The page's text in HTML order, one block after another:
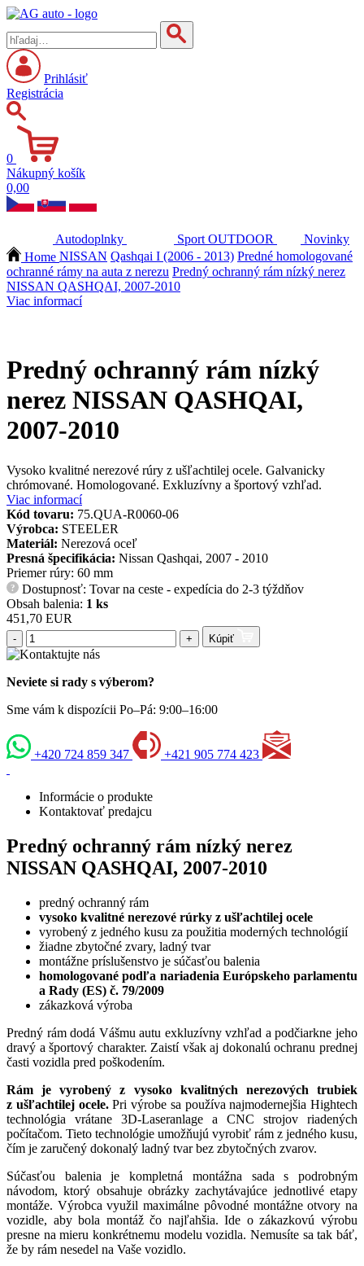
Prihlásiť
Registrácia
0
Nákupný košík
0,00
Autodoplnky Sport OUTDOOR
Novinky
Home NISSAN Qashqai I (2006 - 2013) Predné homologované
ochranné rámy na auta z nerezu Predný ochranný rám nízký nerez
NISSAN QASHQAI, 2007-2010
Viac informací
Predný ochranný rám nízký
nerez NISSAN QASHQAI,
2007-2010
Vysoko kvalitné nerezové rúry z ušľachtilej ocele. Galvanicky
chrómované. Homologované. Exkluzívny a športový vzhľad.
Viac informací
Kód tovaru: 75.QUA-R0060-06
Výrobca: STEELER
Materiál: Nerezová oceľ
Presná špecifikácia: Nissan Qashqai, 2007 - 2010
Priemer rúry: 60 mm
?
Dostupnosť: Tovar na ceste - expedícia do 2-3 týždňov
Obsah balenia: 1 ks
451,70 EUR
- + Kúpiť
Neviete si rady s výberom?
Sme vám k dispozícii Po–Pá: 9:00–16:00
+420 724 859 347 +421 905 774 423
Informácie o produkte
Kontaktovať predajcu
Predný ochranný rám nízký nerez
NISSAN QASHQAI, 2007-2010
predný ochranný rám
vysoko kvalitné nerezové rúrky z ušľachtilej ocele
vyrobený z jedného kusu za použitia moderných technológií
žiadne zbytočné zvary, ladný tvar
montážne príslušenstvo je súčasťou balenia
homologované podľa nariadenia Európskeho parlamentu
a Rady (ES) č. 79/2009
zákazková výroba
Predný rám dodá Vášmu autu exkluzívny vzhľad a podčiarkne jeho
dravý a športový charakter. Zaistí však aj dokonalú ochranu prednej
časti vozidla pred poškodením.
Rám je vyrobený z vysoko kvalitných nerezových trubiek
z ušľachtilej ocele.Pri výrobe sa používa najmodernejšia Hightech
technológia vrátane 3D-Laseranlage a CNC strojov riadených
počítačom. Tieto technológie umožňujú vyrobiť rám z jedného kusu,
čím je zaručený dokonalý ladný tvar bez zbytočných zvarov.
Súčasťou balenia je kompletná montážna sada s podrobným
návodom, ktorý obsahuje obrázky zachytávajúce jednotlivé etapy
montáže. Výrobca využil maximálne pôvodné montážne otvory na
vozidle, aby bola montáž čo najľahšia. Ide o zákazkovú výrobu
presne na mieru konkrétnemu modelu vozidla. Nemusíte sa tak báť,
že by rám nesedel na Vaše vozidlo.